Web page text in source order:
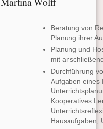
Beratung von
Planung ihrer
Planung und
mit
Durchführung
Aufgaben eines
Kooperatives
Hausaufgaben,